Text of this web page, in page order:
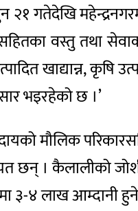
गतेदेखि
वस्तु तथा
खाद्यान्न,
भइरहेको छ ।’
मौलिक
छन् । कैलालीको
३-४ लाख आम्दानी